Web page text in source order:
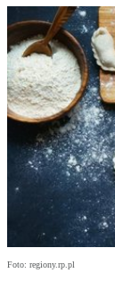
Foto: regiony.rp.pl